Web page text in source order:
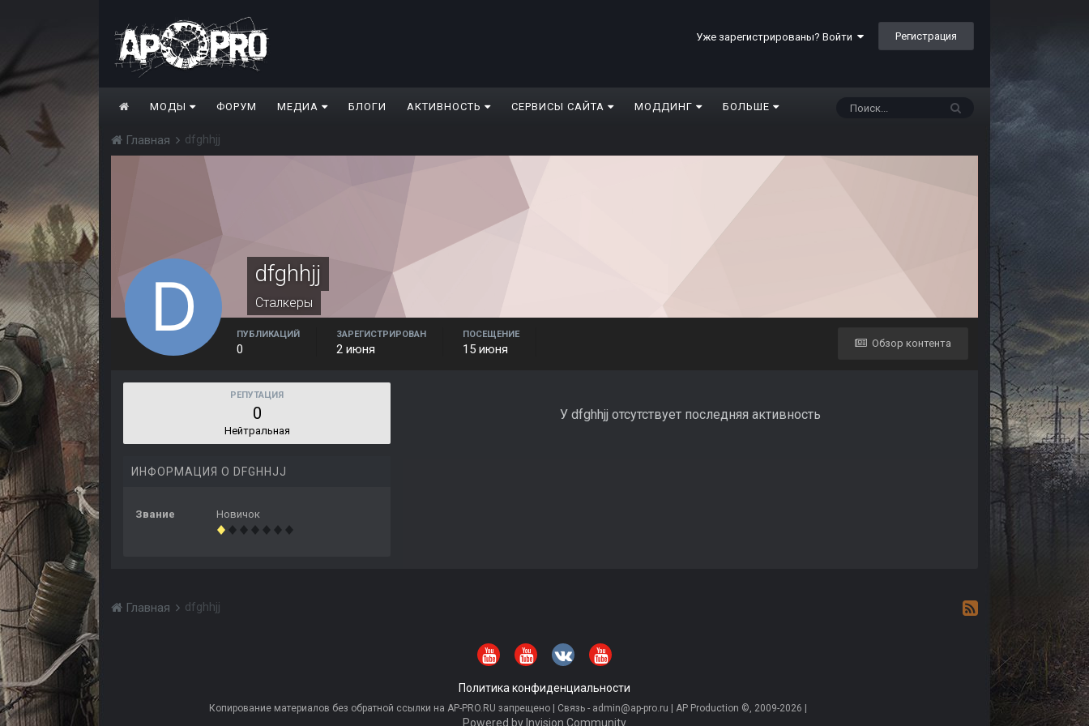
Уже зарегистрированы? Войти Регистрация
МОДЫ ФОРУМ МЕДИА БЛОГИ АКТИВНОСТЬ СЕРВИСЫ САЙТА МОДДИНГ БОЛЬШЕ
Главная dfghhjj
dfghhjj
Сталкеры
Обзор контента
ПУБЛИКАЦИЙ
0
ЗАРЕГИСТРИРОВАН
2 июня
ПОСЕЩЕНИЕ
15 июня
РЕПУТАЦИЯ
0
Нейтральная
ИНФОРМАЦИЯ О DFGHHJJ
Звание Новичок
У dfghhjj отсутствует последняя активность
Главная dfghhjj
Политика конфиденциальности
Копирование материалов без обратной ссылки на AP-PRO.RU запрещено | Связь - admin@ap-pro.ru | AP Production ©, 2009-2026 |
Powered by Invision Community